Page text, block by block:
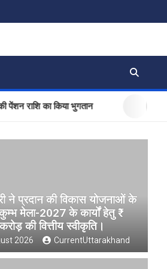
का किया भुगतान
ने प्रदान की विकास योजनाओं के
मेला-2027 के कार्यों हेतु ₹
की वित्तीय स्वीकृति।
2026 CurrentUttarakhand